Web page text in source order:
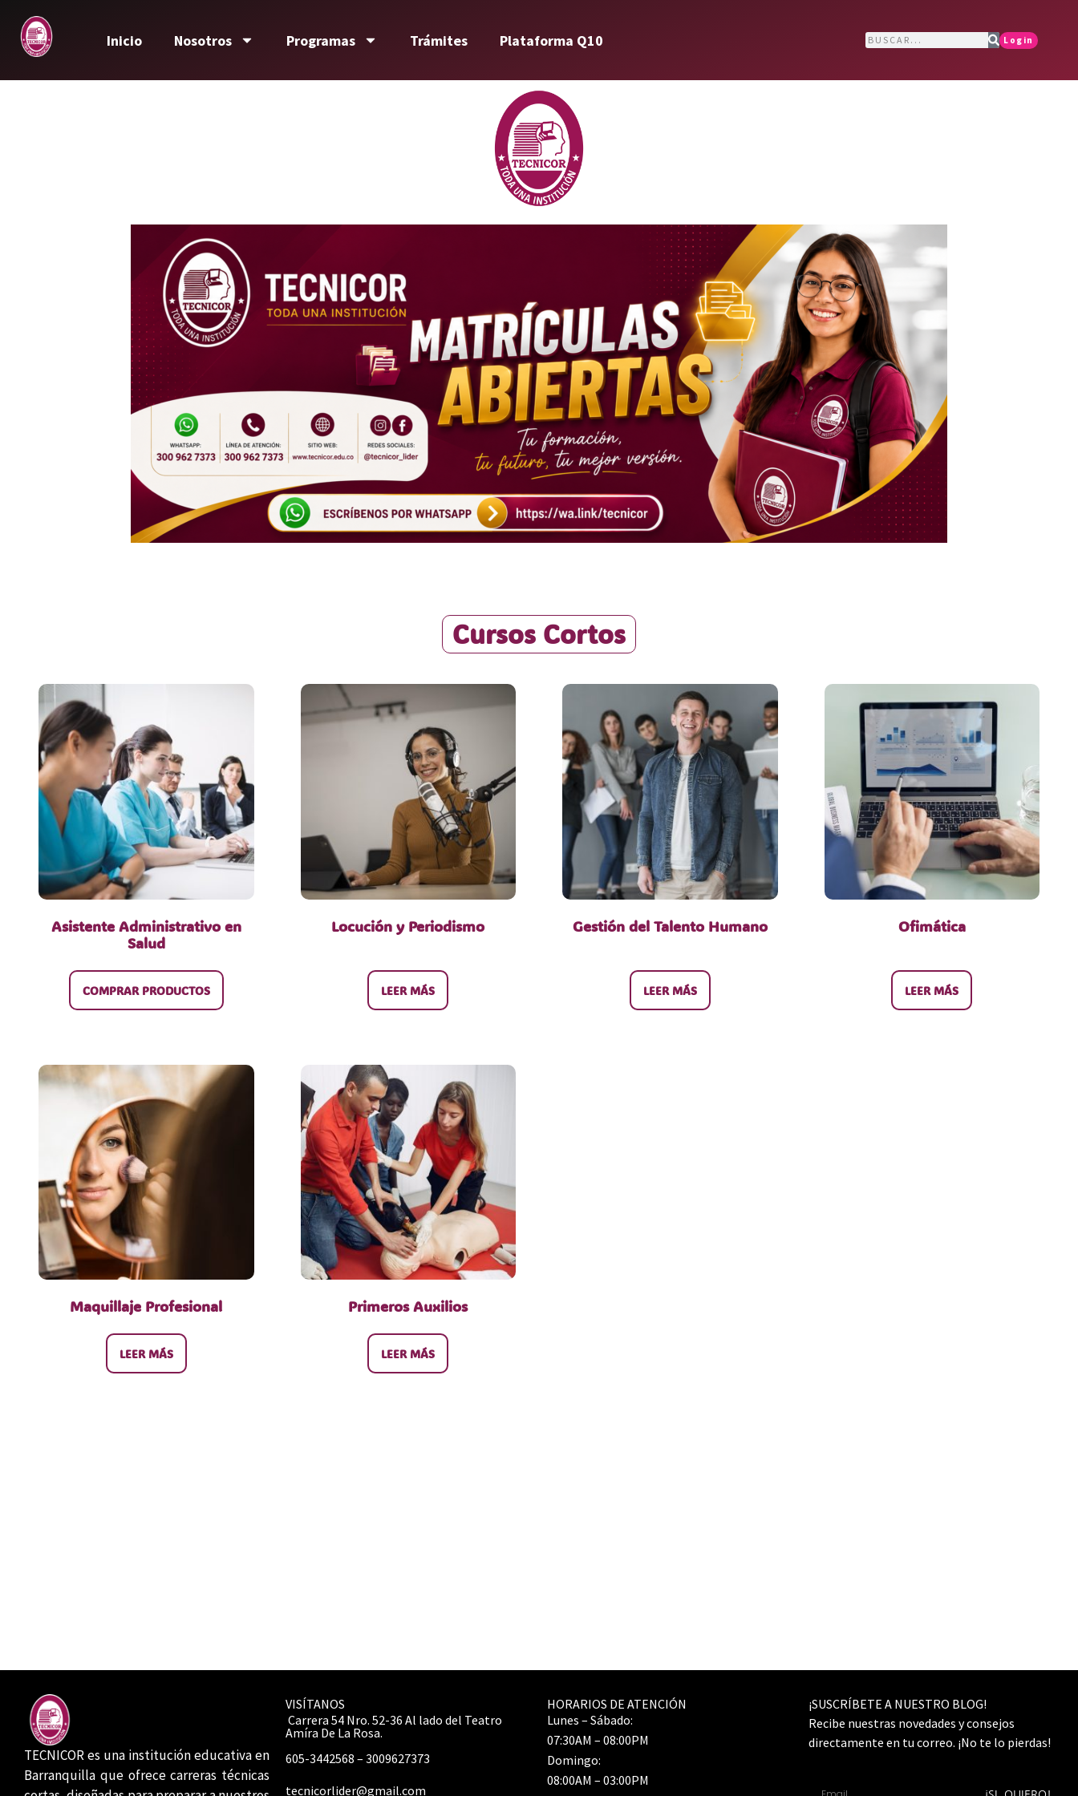
Inicio Nosotros Programas Trámites Plataforma Q10 Login
Cursos Cortos
Asistente Administrativo en
Salud
COMPRAR PRODUCTOS
Locución y Periodismo
LEER MÁS
Gestión del Talento Humano
LEER MÁS
Ofimática
LEER MÁS
Maquillaje Profesional
LEER MÁS
Primeros Auxilios
LEER MÁS
TECNICOR es una institución educativa en
Barranquilla que ofrece carreras técnicas
VISÍTANOS
Carrera 54 Nro. 52-36 Al lado del Teatro
Amíra De La Rosa.
605-3442568 – 3009627373
tecnicorlider@gmail.com
HORARIOS DE ATENCIÓN
Lunes – Sábado:
07:30AM – 08:00PM
Domingo:
08:00AM – 03:00PM
¡SUSCRÍBETE A NUESTRO BLOG!
Recibe nuestras novedades y consejos
directamente en tu correo. ¡No te lo pierdas!